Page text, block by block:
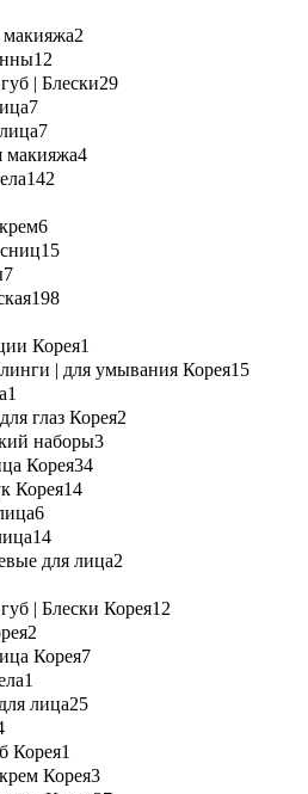
2
12
| Блески29
7
7
4
142
6
15
7
198
Корея1
| для умывания Корея15
1
глаз Корея2
наборы3
Корея34
Корея14
6
14
для лица2
| Блески Корея12
2
Корея7
1
лица25
Корея1
Корея3